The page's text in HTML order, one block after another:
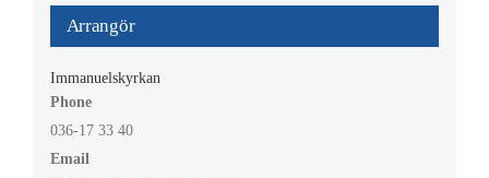
Arrangör
Immanuelskyrkan
Phone
036-17 33 40
Email